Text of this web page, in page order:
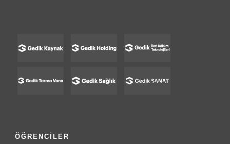
ÖĞRENCİLER